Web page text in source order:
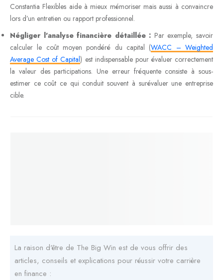
Constantia Flexibles aide à mieux mémoriser mais aussi à convaincre
lors d’un entretien ou rapport professionnel.
Négliger l’analyse financière détaillée : Par exemple, savoir
calculer le coût moyen pondéré du capital (WACC – Weighted
Average Cost of Capital) est indispensable pour évaluer correctement
la valeur des participations. Une erreur fréquente consiste à sous-
estimer ce coût ce qui conduit souvent à surévaluer une entreprise
cible.
La raison d'être de The Big Win est de vous offrir des
articles, conseils et explications pour réussir votre carrière
en finance :